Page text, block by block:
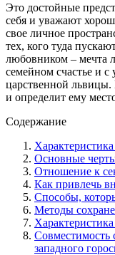
Это достойные
себя и уважают
свое личное
тех, кого туда
любовником – мечта
семейном счастье и с
царственной львицы.
и определит ему
Содержание
Основные
Отношение к
Как привлечь
Способы,
Методы
Совместимость
западного